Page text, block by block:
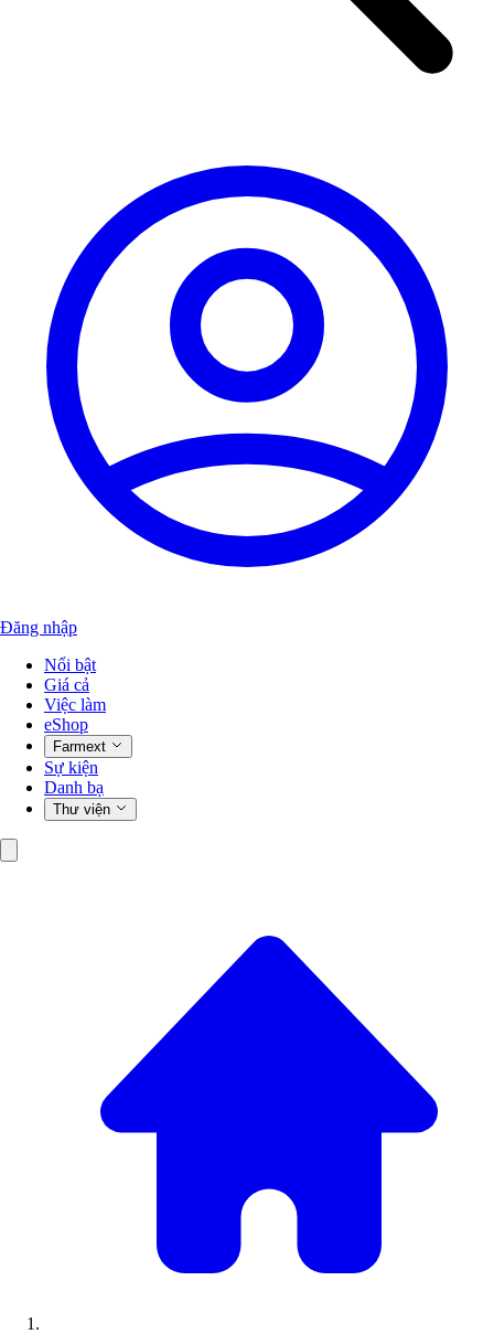
Đăng nhập
Nổi bật
Giá cả
Việc làm
eShop
Farmext
Sự kiện
Danh bạ
Thư viện